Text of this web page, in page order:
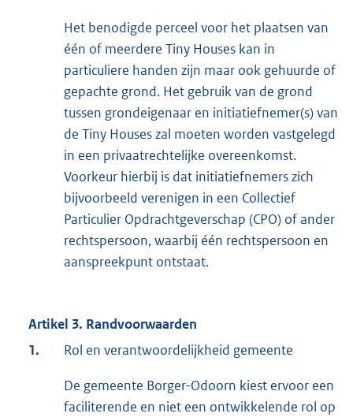
Het benodigde perceel voor het plaatsen van
één of meerdere Tiny Houses kan in
particuliere handen zijn maar ook gehuurde of
gepachte grond. Het gebruik van de grond
tussen grondeigenaar en initiatiefnemer(s) van
de Tiny Houses zal moeten worden vastgelegd
in een privaatrechtelijke overeenkomst.
Voorkeur hierbij is dat initiatiefnemers zich
bijvoorbeeld verenigen in een Collectief
Particulier Opdrachtgeverschap (CPO) of ander
rechtspersoon, waarbij één rechtspersoon en
aanspreekpunt ontstaat.
Artikel 3. Randvoorwaarden
1.
Rol en verantwoordelijkheid gemeente
De gemeente Borger-Odoorn kiest ervoor een
faciliterende en niet een ontwikkelende rol op